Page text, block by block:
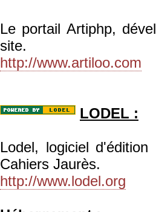
Le portail Artiphp,
site.
http://www.artiloo.com
LODEL :
Lodel, logiciel
Cahiers Jaurès.
http://www.lodel.org